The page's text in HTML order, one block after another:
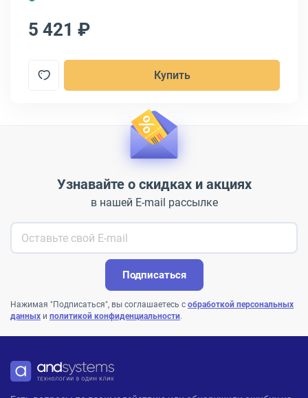
5 421 ₽
Купить
Узнавайте о скидках и акциях
в нашей E-mail рассылке
Подписаться
Нажимая "Подписаться", вы соглашаетесь с обработкой персональных
данных и политикой конфиденциальности.